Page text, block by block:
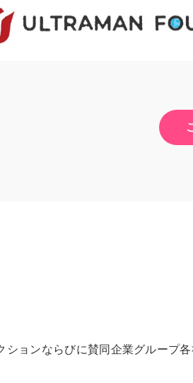
ションならびに賛同企業グループ